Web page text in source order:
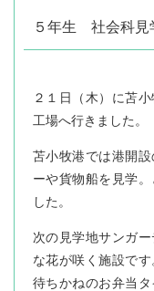
５年生 社会科見
２１日（木）に苫
工場へ行きました。
苫小牧港では港開
ーや貨物船を見学
した。
次の見学地サンガ
な花が咲く施設で
待ちかねのお弁当